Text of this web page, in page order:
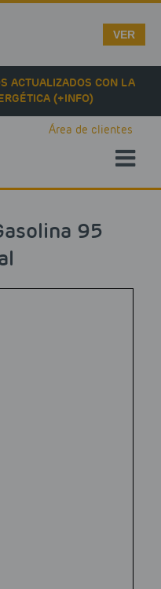
ACTUALIZADOS CON LA
(+INFO)
Área de clientes
95
VER